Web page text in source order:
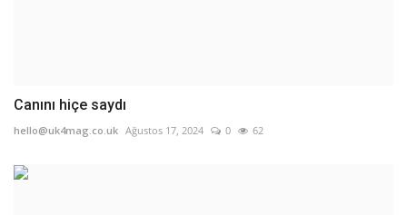
Canını hiçe saydı
hello@uk4mag.co.uk Ağustos 17, 2024 0 62